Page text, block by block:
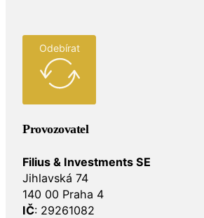
Odebírat
Provozovatel
Filius & Investments SE
Jihlavská 74
140 00 Praha 4
IČ: 29261082